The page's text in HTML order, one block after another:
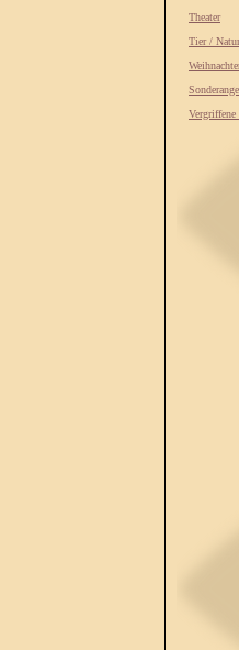
Theater
Tier / Natur
Vergriffene